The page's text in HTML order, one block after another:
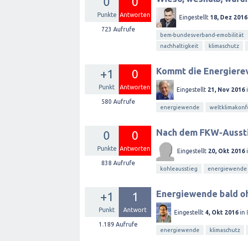
Punkte Antworten
723 Aufrufe
Eingestellt 18, Dez 2016
bem-bundesverband-emobilität
nachhaltigkeit
klimaschutz
+1
Punkt
0
Antworten
580 Aufrufe
Kommt die
Eingestellt 21, Nov 2016
energiewende
0
Punkte
0
Antworten
838 Aufrufe
Nach dem FKW-
Eingestellt 20, Okt 2016
kohleausstieg energiewende
+1
Punkt
1
Antwort
1.189 Aufrufe
Energiewende bald
Eingestellt 4, Okt 2016 in
energiewende klimaschutz